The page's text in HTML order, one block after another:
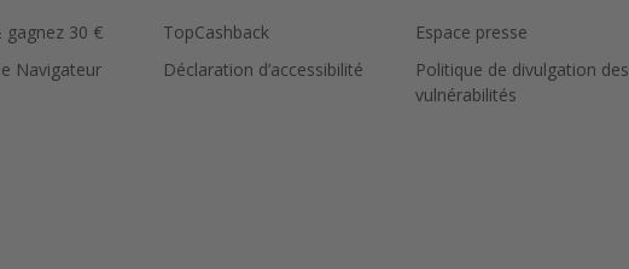
gagnez 30 €
Navigateur
TopCashback
Déclaration d’accessibilité
Espace presse
Politique de divulgation des
vulnérabilités